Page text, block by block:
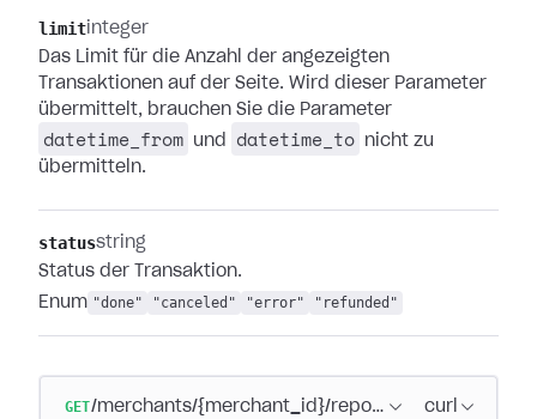
limit integer
Das Limit für die Anzahl der angezeigten
Transaktionen auf der Seite. Wird dieser Parameter
übermittelt, brauchen Sie die Parameter
datetime_from und datetime_to
nicht zu
übermitteln.
statusstring
Status der Transaktion.
Enum "done" "canceled" "error" "refunded"
GET/merchants/{merchant_id}/reports/transactions/
curl